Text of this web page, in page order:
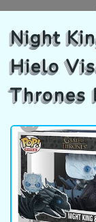
Night
Hielo
Thrones